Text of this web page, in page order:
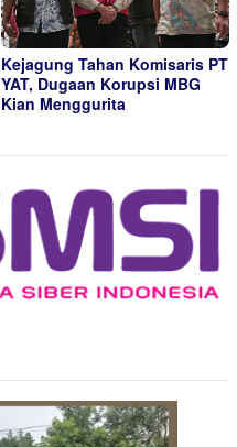
Kejagung Tahan Komisaris PT
YAT, Dugaan Korupsi MBG
Kian Menggurita